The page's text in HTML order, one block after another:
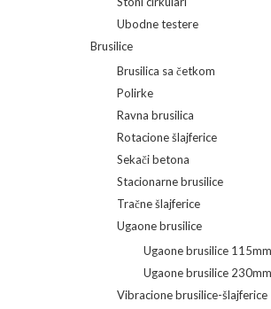
Ubodne testere
Brusilice
Brusilica sa četkom
Polirke
Ravna brusilica
Rotacione šlajferice
Sekači betona
Stacionarne brusilice
Tračne šlajferice
Ugaone brusilice
Ugaone brusilice
Ugaone brusilice 230mm
Vibracione brusilice-šlajferice